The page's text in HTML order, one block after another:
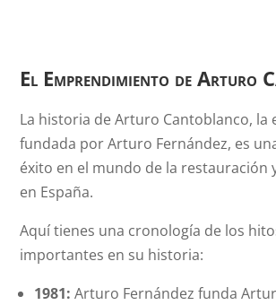
El Emprendimiento de Arturo
La historia de Arturo Cantoblanco, la
fundada por Arturo Fernández, es
éxito en el mundo de la restauración
en España.
Aquí tienes una cronología de los
importantes en su historia:
1981:Arturo Fernández funda